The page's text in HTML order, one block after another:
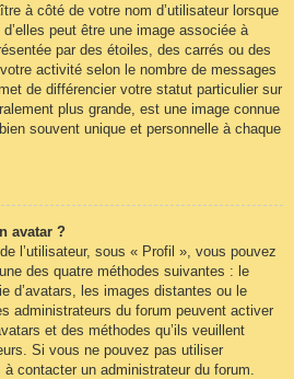
à côté de votre nom d’utilisateur lorsque
peut être une image associée à
par des étoiles, des carrés ou des
activité selon le nombre de messages
de différencier votre statut particulier sur
plus grande, est une image connue
souvent unique et personnelle à chaque
avatar ?
l’utilisateur, sous « Profil », vous pouvez
des quatre méthodes suivantes : le
d’avatars, les images distantes ou le
administrateurs du forum peuvent activer
et des méthodes qu’ils veuillent
Si vous ne pouvez pas utiliser
contacter un administrateur du forum.